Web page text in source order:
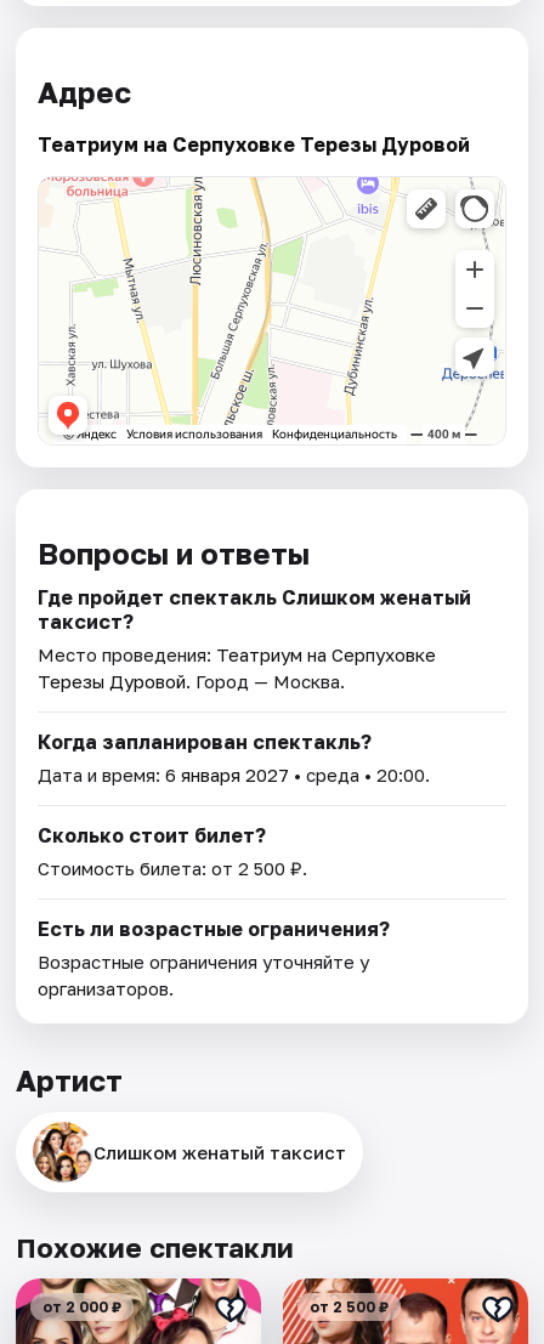
Адрес
Театриум на Серпуховке Терезы Дуровой
Вопросы и ответы
Где пройдет спектакль Слишком женатый
таксист?
Место проведения: Театриум на Серпуховке
Терезы Дуровой. Город — Москва.
Когда запланирован спектакль?
Дата и время:6 января 2027 • среда • 20:00.
Сколько стоит билет?
Стоимость билета: от 2 500 ₽.
Есть ли возрастные ограничения?
Возрастные ограничения уточняйте у
организаторов.
Артист
Слишком женатый таксист
Похожие спектакли
от 2 000 ₽ от 2 500 ₽